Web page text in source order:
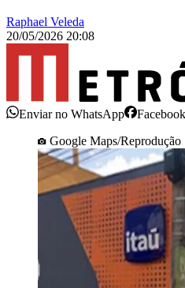
Raphael Veleda
20/05/2026 20:08
Enviar no WhatsApp Facebook
Google Maps/Reprodução